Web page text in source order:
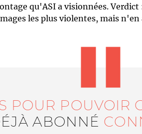
L'équipe
qu'ASI a visionnées.
les plus violentes, mais n'en
POUR POUVOIR
ABONNÉ